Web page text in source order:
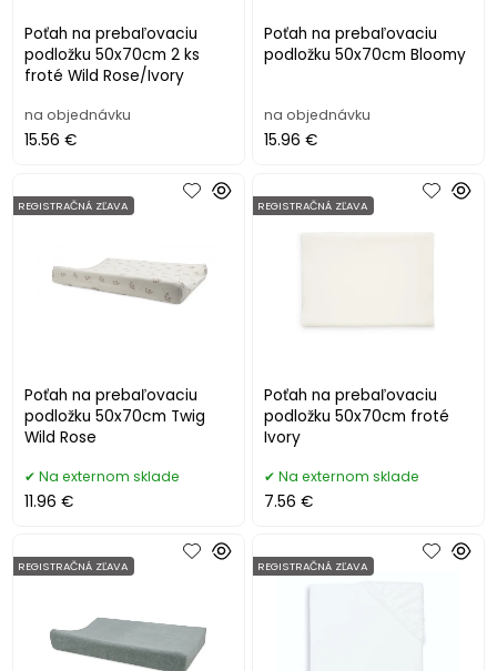
Poťah na prebaľovaciu
podložku 50x70cm 2 ks
froté Wild Rose/Ivory
na objednávku
15.56 €
Poťah na prebaľovaciu
podložku 50x70cm Bloomy
na objednávku
15.96 €
Poťah na prebaľovaciu
podložku 50x70cm Twig
Wild Rose
REGISTRAČNÁ ZĽAVA
Na externom sklade
11.96 €
Poťah na prebaľovaciu
podložku 50x70cm froté
Ivory
REGISTRAČNÁ ZĽAVA
Na externom sklade
7.56 €
REGISTRAČNÁ ZĽAVA REGISTRAČNÁ ZĽAVA